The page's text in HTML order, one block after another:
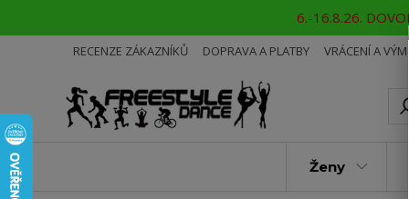
6.-16.8.26.
RECENZE ZÁKAZNÍKŮ DOPRAVA A PLATBY VRÁCENÍ A
Ženy